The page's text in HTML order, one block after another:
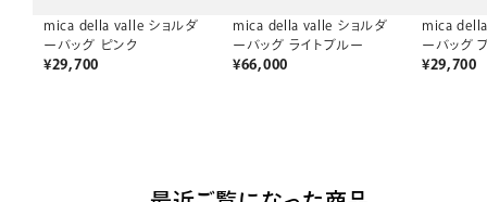
mica della valle ショルダ
ーバッグ ピンク
¥29,700
mica della valle ショルダ
ーバッグ ライトブルー
¥66,000
mica
ーバッグ
¥29,700